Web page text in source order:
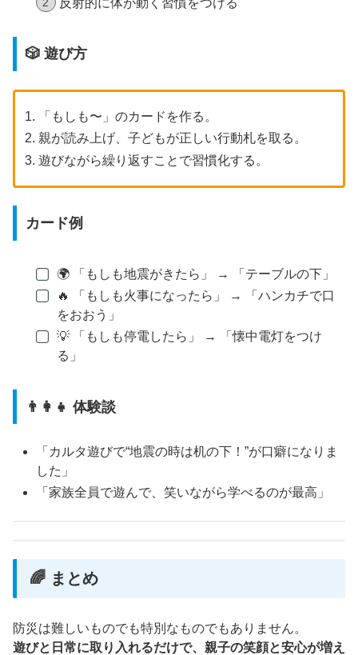
反射的に体が動く習慣をつける
🎲 遊び方
「もしも〜」のカードを作る。
親が読み上げ、子どもが正しい行動札を取る。
遊びながら繰り返すことで習慣化する。
カード例
🌍 「もしも地震がきたら」 → 「テーブルの下」
🔥 「もしも火事になったら」 → 「ハンカチで口
をおおう」
💡 「もしも停電したら」 → 「懐中電灯をつけ
る」
👨‍👩‍👧 体験談
「カルタ遊びで“地震の時は机の下！”が口癖になりま
した」
「家族全員で遊んで、笑いながら学べるのが最高」
🌈 まとめ
防災は難しいものでも特別なものでもありません。
遊びと日常に取り入れるだけで、親子の笑顔と安心が増え